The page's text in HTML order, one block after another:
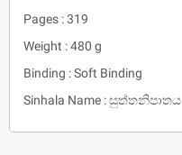
Pages : 319
Weight : 480 g
Binding : Soft Binding
Sinhala Name : සුත්තනිපාතය